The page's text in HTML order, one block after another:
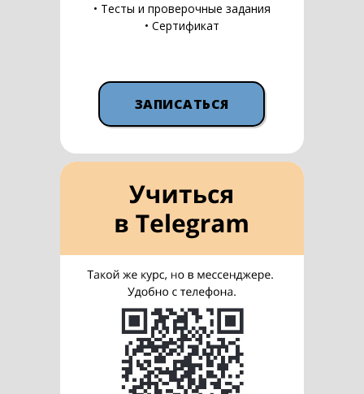
ЗАПИСАТЬСЯ
• Тесты и проверочные задания
• Сертификат